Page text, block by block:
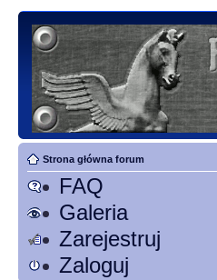
Strona główna forum
FAQ
Galeria
Zarejestruj
Zaloguj